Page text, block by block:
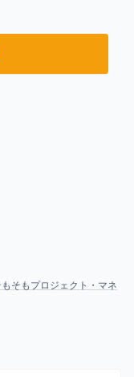
そもプロジェクト・マネ